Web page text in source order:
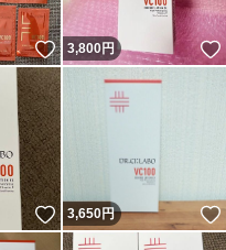
いいね！
3,800円
いいね！
3,650円